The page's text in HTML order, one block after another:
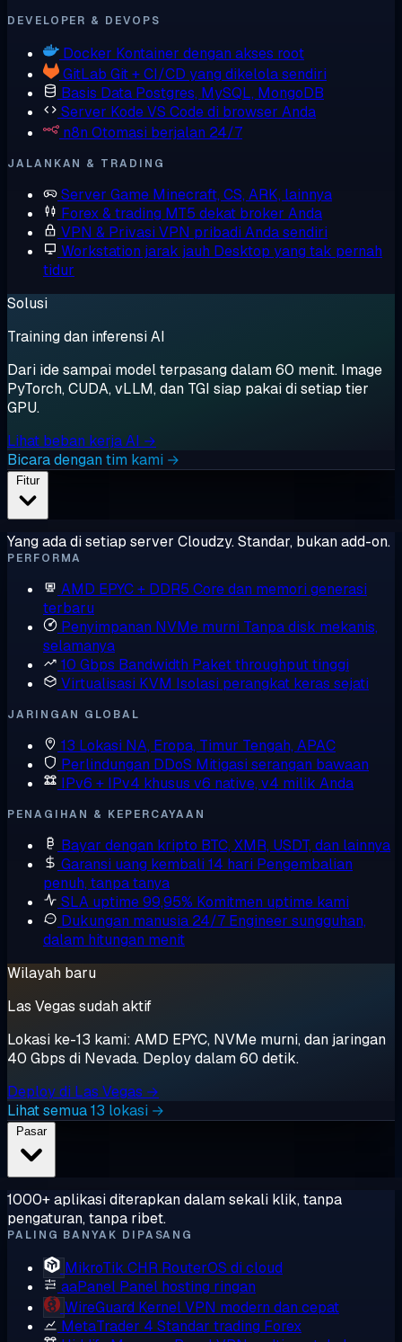
DEVELOPER & DEVOPS
Docker Kontainer dengan akses root
GitLab Git + CI/CD yang dikelola sendiri
Basis Data Postgres, MySQL, MongoDB
Server KodeVS Code di browser Anda
n8n Otomasi berjalan 24/7
JALANKAN & TRADING
Server Game Minecraft, CS, ARK, lainnya
Forex & trading MT5 dekat broker Anda
VPN & Privasi VPN pribadi Anda sendiri
Workstation jarak jauh Desktop yang tak pernah
tidur
Solusi
Training dan inferensi AI
Dari ide sampai model terpasang dalam 60 menit. Image
PyTorch, CUDA, vLLM, dan TGI siap pakai di setiap tier
GPU.
Lihat beban kerja AI →
Bicara dengan tim kami →
Fitur
Yang ada di setiap server Cloudzy. Standar, bukan add-on.
PERFORMA
AMD EPYC + DDR5 Core dan memori generasi
terbaru
Penyimpanan NVMe murni Tanpa disk mekanis,
selamanya
10 Gbps Bandwidth Paket throughput tinggi
Virtualisasi KVM Isolasi perangkat keras sejati
JARINGAN GLOBAL
13 Lokasi NA, Eropa, Timur Tengah, APAC
Perlindungan DDoS Mitigasi serangan bawaan
IPv6 + IPv4 khusus v6 native, v4 milik Anda
PENAGIHAN & KEPERCAYAAN
Bayar dengan kripto BTC, XMR, USDT, dan lainnya
Garansi uang kembali 14 hari Pengembalian
penuh, tanpa tanya
SLA uptime 99,95% Komitmen uptime kami
Dukungan manusia 24/7 Engineer sungguhan,
dalam hitungan menit
Wilayah baru
Las Vegas sudah aktif
Lokasi ke-13 kami: AMD EPYC, NVMe murni, dan jaringan
40 Gbps di Nevada. Deploy dalam 60 detik.
Deploy di Las Vegas →
Lihat semua 13 lokasi →
Pasar
1000+ aplikasi diterapkan dalam sekali klik, tanpa
pengaturan, tanpa ribet.
PALING BANYAK DIPASANG
MikroTik CHR RouterOS di cloud
aaPanel Panel hosting ringan
WireGuard Kernel VPN modern dan cepat
MetaTrader 4 Standar trading Forex